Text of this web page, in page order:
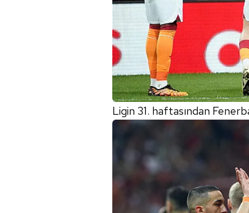
Ligin 31. haftasından